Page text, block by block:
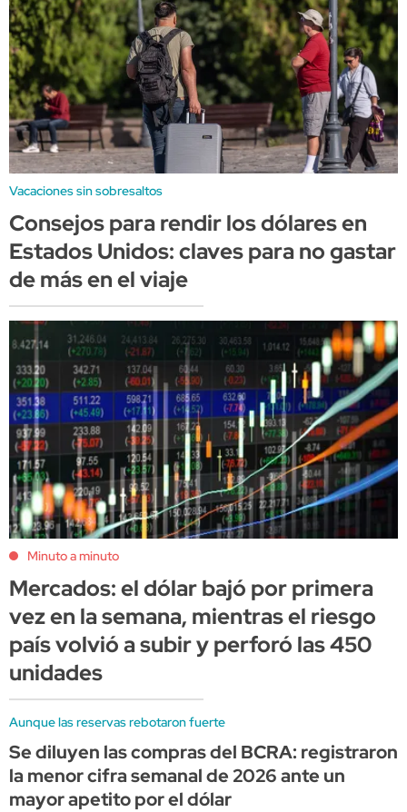
Vacaciones sin sobresaltos
Consejos para rendir los dólares en
Estados Unidos: claves para no gastar
de más en el viaje
Minuto a minuto
Mercados: el dólar bajó por primera
vez en la semana, mientras el riesgo
país volvió a subir y perforó las 450
unidades
Aunque las reservas rebotaron fuerte
Se diluyen las compras del BCRA: registraron
la menor cifra semanal de 2026 ante un
mayor apetito por el dólar